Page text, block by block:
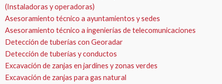
(Instaladoras y operadoras)
Asesoramiento técnico a ayuntamientos y sedes
Asesoramiento técnico a ingenierías de telecomunicaciones
Detección de tuberías con Georadar
Detección de tuberías y conductos
Excavación de zanjas en jardines y zonas verdes
Excavación de zanjas para gas natural